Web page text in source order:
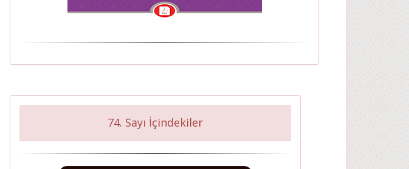
74. Sayı İçindekiler